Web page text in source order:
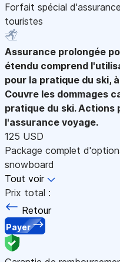
Forfait spécial
touristes
Assurance prolongée
étendu comprend
pour la pratique du ski,
Couvre les dommages
pratique du ski. Actions
l'assurance voyage.
125 USD
Package complet
snowboard
Tout voir
Prix total :
Retour
Payer